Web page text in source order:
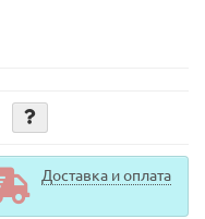
Доставка и оплата